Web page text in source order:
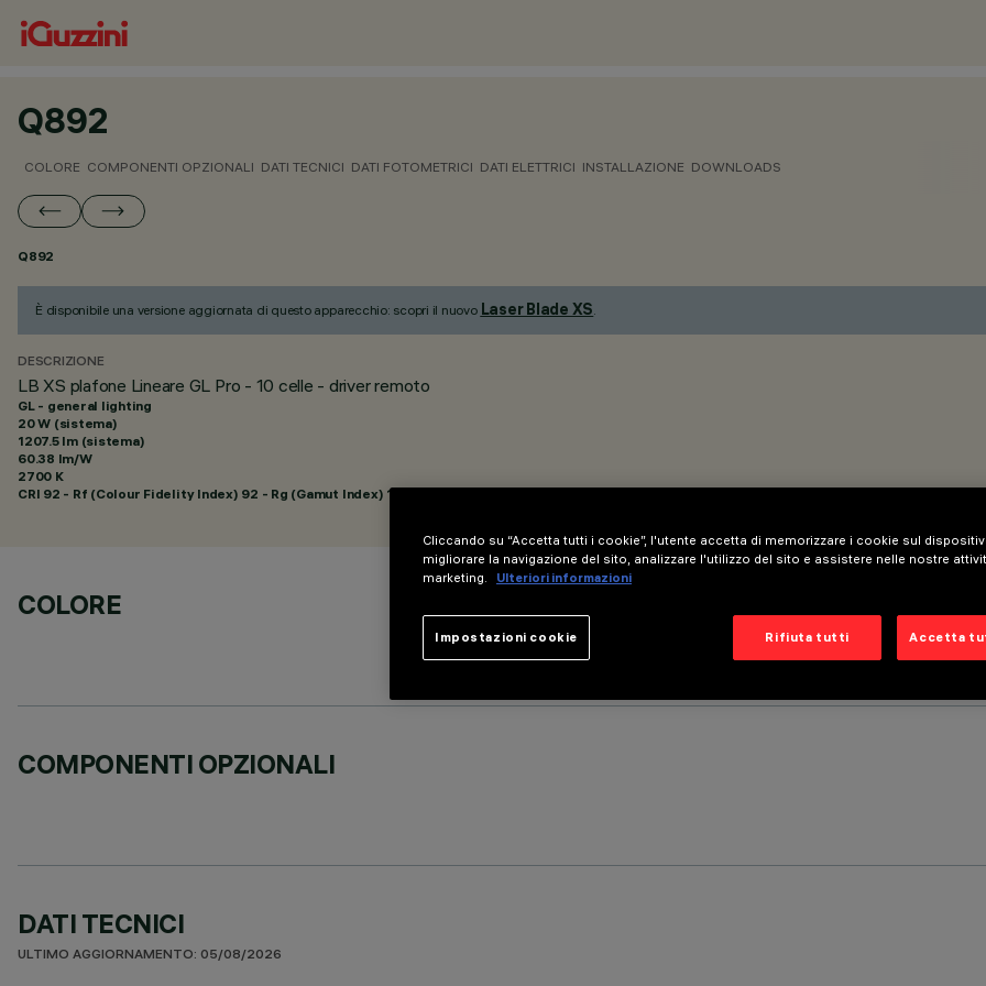
Q892
COLORE COMPONENTI OPZIONALI DATI TECNICI DATI FOTOMETRICI DATI ELETTRICI INSTALLAZIONE DOWNLOADS
Q892
È disponibile una versione aggiornata di questo apparecchio: scopri il nuovo Laser Blade XS.
DESCRIZIONE
LB XS plafone Lineare GL Pro - 10 celle - driver remoto
GL - general lighting
20 W (sistema)
1207.5 lm (sistema)
60.38 lm/W
2700 K
CRI 92 - Rf (Colour Fidelity Index) 92 - Rg (Gamut Index) 102
COLORE
COMPONENTI OPZIONALI
DATI TECNICI
ULTIMO AGGIORNAMENTO: 05/08/2026
Cliccando su “Accetta tutti i cookie”, l'utente accetta di memorizzare i cookie sul
migliorare la navigazione del sito, analizzare l'utilizzo del sito e assistere nelle nostre
marketing.
Ulteriori informazioni
Rifiuta tutti Accetta
Impostazioni cookie